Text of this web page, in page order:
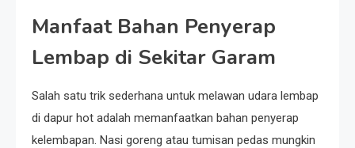
Manfaat Bahan Penyerap
Lembap di Sekitar Garam
Salah satu trik sederhana untuk melawan udara lembap
di dapur hot adalah memanfaatkan bahan penyerap
kelembapan. Nasi goreng atau tumisan pedas mungkin